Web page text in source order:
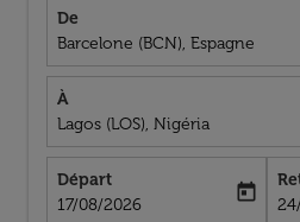
De
Barcelone (BCN), Espagne
À
Lagos (LOS), Nigéria
Départ
fc-booking-departure-date-
17/08/2026
today
fc-